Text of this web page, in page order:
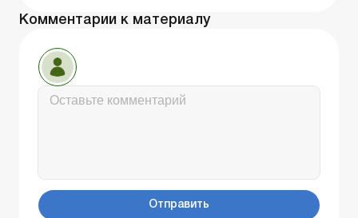
Комментарии к материалу
Отправить